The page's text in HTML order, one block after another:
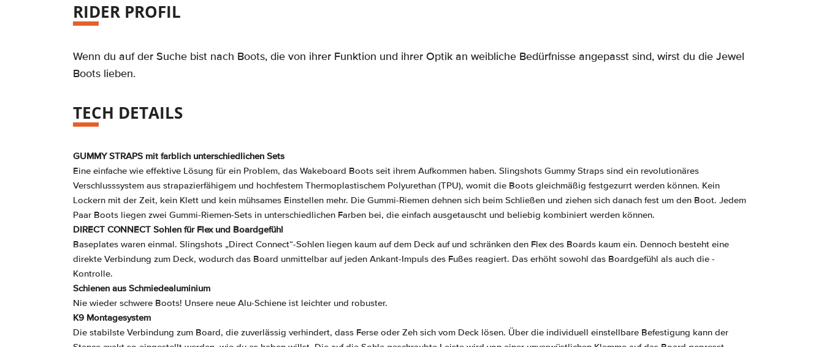
RIDER PROFIL
Wenn du auf der Suche bist nach Boots, die von ihrer Funktion und ihrer Optik an weibliche Bedürfnisse angepasst sind, wirst du die Jewel
Boots lieben.
TECH DETAILS
GUMMY STRAPS mit farblich unterschiedlichen Sets
Eine einfache wie effektive Lösung für ein Problem, das Wakeboard Boots seit ihrem Aufkommen haben. Slingshots Gummy Straps sind ein revolutionäres
Verschlusssystem aus strapazierfähigem und hochfestem Thermoplastischem Polyurethan (TPU), womit die Boots gleichmäßig festgezurrt werden können. Kein
Lockern mit der Zeit, kein Klett und kein mühsames Einstellen mehr. Die Gummi-Riemen dehnen sich beim Schließen und ziehen sich danach fest um den Boot. Jedem
Paar Boots liegen zwei Gummi-Riemen-Sets in unterschiedlichen Farben bei, die einfach ausgetauscht und beliebig kombiniert werden können.
DIRECT CONNECT Sohlen für Flex und Boardgefühl
Baseplates waren einmal. Slingshots „Direct Connect“-Sohlen liegen kaum auf dem Deck auf und schränken den Flex des Boards kaum ein. Dennoch besteht eine
direkte Verbindung zum Deck, wodurch das Board unmittelbar auf jeden Ankant-Impuls des Fußes reagiert. Das erhöht sowohl das Boardgefühl als auch die -
Kontrolle.
Schienen aus Schmiedealuminium
Nie wieder schwere Boots! Unsere neue Alu-Schiene ist leichter und robuster.
K9 Montagesystem
Die stabilste Verbindung zum Board, die zuverlässig verhindert, dass Ferse oder Zeh sich vom Deck lösen. Über die individuell einstellbare Befestigung kann der